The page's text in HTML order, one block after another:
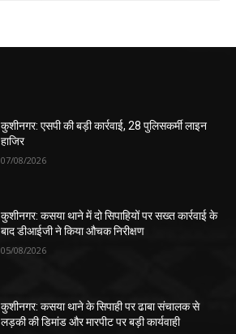
कुशीनगर: एसपी की बड़ी कार्रवाई, 28 पुलिसकर्मी लाइन
हाजिर
07/08/2026
कुशीनगर: कसया थाने में दो सिपाहियों पर सख्त कार्रवाई के
बाद डीआईजी ने किया औचक निरीक्षण
05/08/2026
कुशीनगर: कसया थाने के सिपाही पर ढाबा संचालक से
लड़की की डिमांड और मारपीट पर बड़ी कार्यवाही